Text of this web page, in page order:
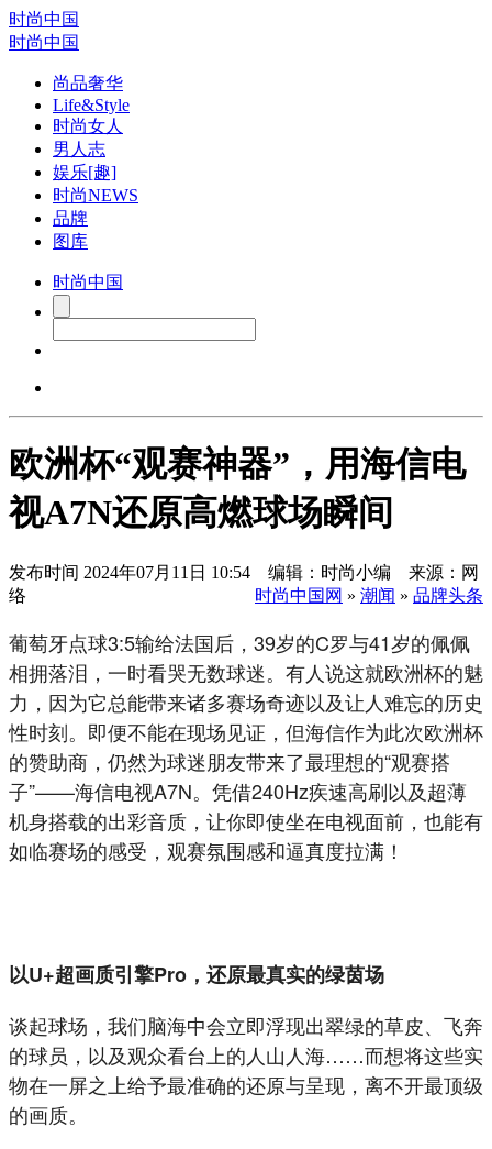
时尚中国
时尚中国
尚品奢华
Life&Style
时尚女人
男人志
娱乐[趣]
时尚NEWS
品牌
图库
时尚中国
欧洲杯“观赛神器”，用海信电
视A7N还原高燃球场瞬间
发布时间 2024年07月11日 10:54 编辑：时尚小编 来源：网
络
时尚中国网 » 潮闻 » 品牌头条
葡萄牙点球3:5输给法国后，39岁的C罗与41岁的佩佩
相拥落泪，一时看哭无数球迷。有人说这就欧洲杯的魅
力，因为它总能带来诸多赛场奇迹以及让人难忘的历史
性时刻。即便不能在现场见证，但海信作为此次欧洲杯
的赞助商，仍然为球迷朋友带来了最理想的“观赛搭
子”——海信电视A7N。凭借240Hz疾速高刷以及超薄
机身搭载的出彩音质，让你即使坐在电视面前，也能有
如临赛场的感受，观赛氛围感和逼真度拉满！
以U+超画质引擎Pro，还原最真实的绿茵场
谈起球场，我们脑海中会立即浮现出翠绿的草皮、飞奔
的球员，以及观众看台上的人山人海……而想将这些实
物在一屏之上给予最准确的还原与呈现，离不开最顶级
的画质。